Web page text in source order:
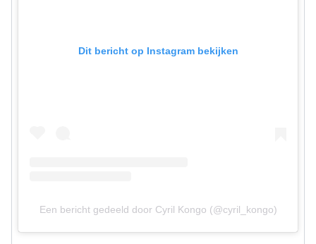
Dit bericht op Instagram bekijken
Een bericht gedeeld door Cyril Kongo (@cyril_kongo)